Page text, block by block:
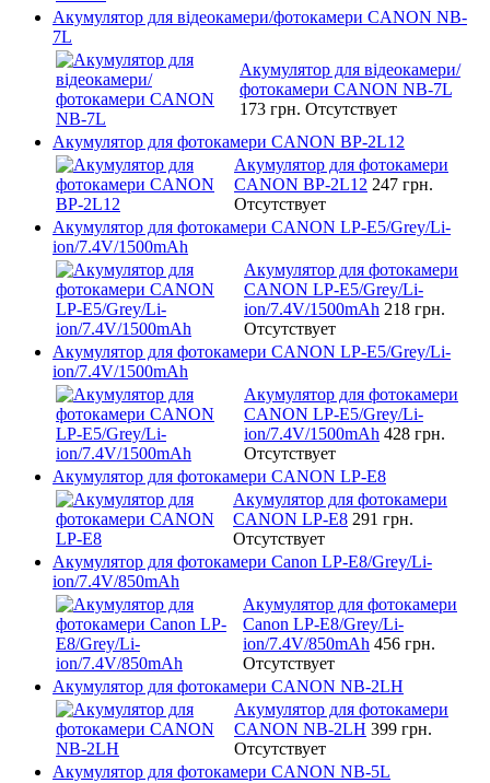
Акумулятор для відеокамери/фотокамери CANON NB-
7L
Акумулятор для відеокамери/
фотокамери CANON NB-7L
173 грн. Отсутствует
Акумулятор для фотокамери CANON BP-2L12
Акумулятор для фотокамери
CANON BP-2L12 247 грн.
Отсутствует
Акумулятор для фотокамери CANON LP-E5/Grey/Li-
ion/7.4V/1500mAh
Акумулятор для фотокамери
CANON LP-E5/Grey/Li-
ion/7.4V/1500mAh 218 грн.
Отсутствует
Акумулятор для фотокамери CANON LP-E5/Grey/Li-
ion/7.4V/1500mAh
Акумулятор для фотокамери
CANON LP-E5/Grey/Li-
ion/7.4V/1500mAh 428 грн.
Отсутствует
Акумулятор для фотокамери CANON LP-E8
Акумулятор для фотокамери
CANON LP-E8 291 грн.
Отсутствует
Акумулятор для фотокамери Canon LP-E8/Grey/Li-
ion/7.4V/850mAh
Акумулятор для фотокамери
Canon LP-E8/Grey/Li-
ion/7.4V/850mAh 456 грн.
Отсутствует
Акумулятор для фотокамери CANON NB-2LH
Акумулятор для фотокамери
CANON NB-2LH 399 грн.
Отсутствует
Акумулятор для фотокамери CANON NB-5L